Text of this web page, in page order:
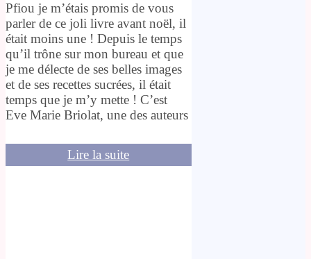
Pfiou je m’étais promis de vous
parler de ce joli livre avant noël, il
était moins une ! Depuis le temps
qu’il trône sur mon bureau et que
je me délecte de ses belles images
et de ses recettes sucrées, il était
temps que je m’y mette ! C’est
Eve Marie Briolat, une des auteurs
Lire la suite